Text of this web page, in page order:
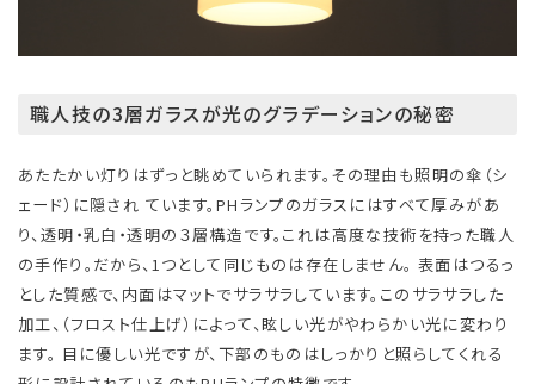
職人技の3層ガラスが光のグラデーションの秘密
あたたかい灯りはずっと眺めていられます。その理由も照明の傘（シ
ェード）に隠され ています。PHランプのガラスにはすべて厚みがあ
り、透明・乳白・透明の３層構造です。これは高度な技術を持った職人
の手作り。だから、1つとして同じものは存在しません。 表面はつるっ
とした質感で、内面はマットでサラサラしています。このサラサラした
加工、（フロスト仕上げ）によって、眩しい光がやわらかい光に変わり
ます。 目に優しい光ですが、下部のものはしっかりと照らしてくれる